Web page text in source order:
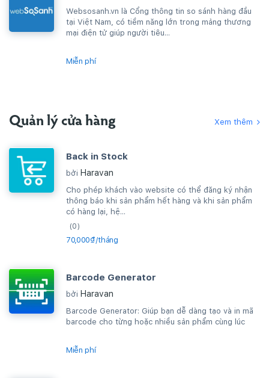
Websosanh.vn là Cổng thông tin so sánh hàng đầu
tại Việt Nam, có tiềm năng lớn trong mảng thương
mại điện tử giúp người tiêu...
Miễn phí
Quản lý cửa hàng Xem thêm
Back in Stock
bởi Haravan
Cho phép khách vào website có thể đăng ký nhận
thông báo khi sản phẩm hết hàng và khi sản phẩm
có hàng lại, hệ...
(0)
70,000₫/tháng
Barcode Generator
bởi Haravan
Barcode Generator: Giúp bạn dễ dàng tạo và in mã
barcode cho từng hoặc nhiều sản phẩm cùng lúc
Miễn phí